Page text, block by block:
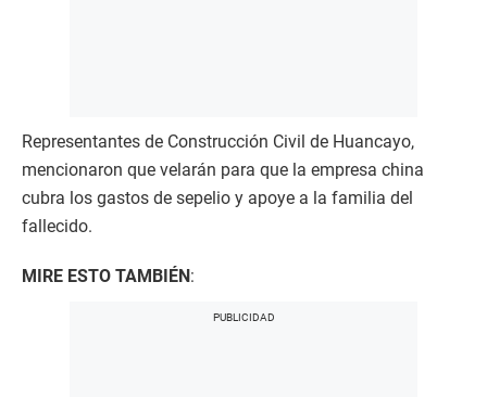
Representantes de Construcción Civil de Huancayo,
mencionaron que velarán para que la empresa china
cubra los gastos de sepelio y apoye a la familia del
fallecido.
MIRE ESTO TAMBIÉN :